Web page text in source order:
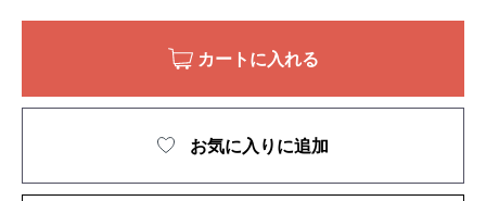
カートに入れる
お気に入りに追加